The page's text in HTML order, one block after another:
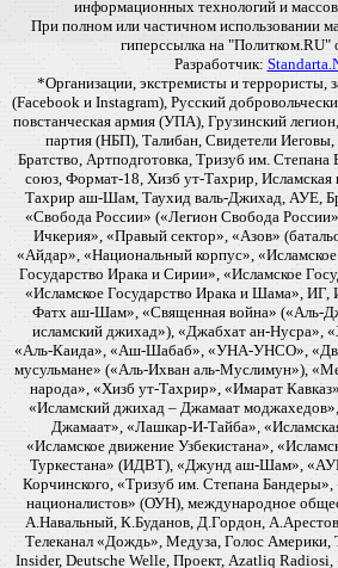
информационных технологий и
При полном или частичном использовании
гиперссылка на "Политком.RU"
Разработчик:
*Организации, экстремисты и террористы,
(Facebook и Instagram), Русский
повстанческая армия (УПА), Грузинский
партия (НБП), Талибан, Свидетели
Братство, Артподготовка, Тризуб им.
союз, Формат-18, Хизб ут-Тахрир, Исламская
Тахрир аш-Шам, Таухид валь-Джихад, АУЕ,
«Свобода России» («Легион Свобода
Ичкерия», «Правый сектор», «Азов»
«Айдар», «Национальный корпус», «Исламское
Государство Ирака и Сирии», «Исламское
«Исламское Государство Ирака и Шама»,
Фатх аш-Шам», «Священная война» («Аль-
исламский джихад»), «Джабхат ан-Нусра»,
«Аль-Каида», «Аш-Шабаб», «УНА-УНСО»,
мусульмане» («Аль-Ихван аль-Муслимун»),
народа», «Хизб ут-Тахрир», «Имарат
«Исламский джихад – Джамаат
Джамаат», «Лашкар-И-Тайба»,
«Исламское движение Узбекистана»,
Туркестана» (ИДВТ), «Джунд аш-Шам»,
Корчинского, «Тризуб им. Степана Бандеры»,
националистов» (ОУН), международное
А.Навальный, К.Буданов, Д.Гордон,
Телеканал «Дождь», Медуза, Голос
Insider, Deutsche Welle, Проект, Azatliq